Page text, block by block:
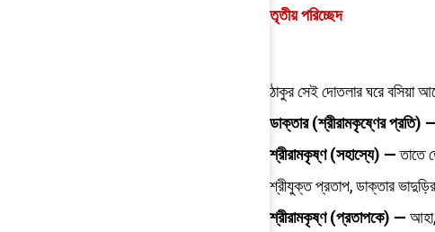
তৃতীয় পরিচ্ছেদ
ঠাকুর সেই দোতলার ঘরে বসিয়া
ডাক্তার (শ্রীরামকৃষ্ণের প্রতি)
শ্রীরামকৃষ্ণ (সহাস্যে) —তাতে
শ্রীযুক্ত প্রতাপ, ডাক্তার
শ্রীরামকৃষ্ণ (প্রতাপকে) —